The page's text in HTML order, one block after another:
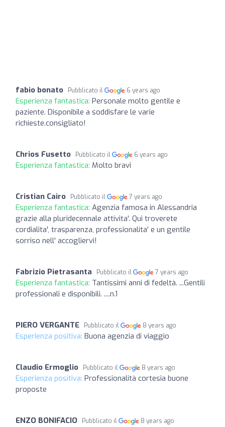
fabio bonato Pubblicato il 6 years ago
Esperienza fantastica: Personale molto gentile e
paziente. Disponibile a soddisfare le varie
richieste.consigliato!
Chrios Fusetto Pubblicato il 6 years ago
Esperienza fantastica: Molto bravi
Cristian Cairo Pubblicato il 7 years ago
Esperienza fantastica: Agenzia famosa in Alessandria
grazie alla pluridecennale attivita'. Qui troverete
cordialita', trasparenza, professionalita' e un gentile
sorriso nell' accogliervi!
Fabrizio Pietrasanta Pubblicato il 7 years ago
Esperienza fantastica: Tantissimi anni di fedeltà. ...Gentili
professionali e disponibili. ....n.1
PIERO VERGANTE Pubblicato il 8 years ago
Esperienza positiva: Buona agenzia di viaggio
Claudio Ermoglio Pubblicato il 8 years ago
Esperienza positiva: Professionalità cortesia buone
proposte
ENZO BONIFACIO Pubblicato il 8 years ago